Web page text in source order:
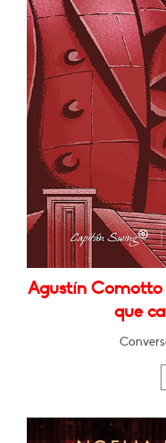
Agustín Comotto
que